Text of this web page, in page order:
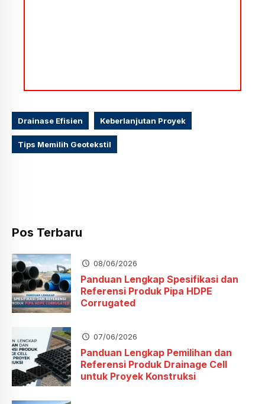
Drainase Efisien Keberlanjutan Proyek
Tips Memilih Geotekstil
Pos Terbaru
08/06/2026
Panduan Lengkap Spesifikasi dan
Referensi Produk Pipa HDPE
Corrugated
07/06/2026
Panduan Lengkap Pemilihan dan
Referensi Produk Drainage Cell
untuk Proyek Konstruksi